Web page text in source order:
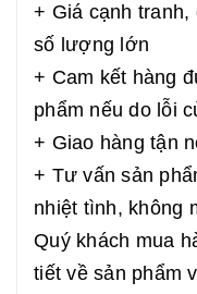
+ Giá cạnh
số lượng lớn
+ Cam kết hàng
phẩm nếu do lỗi
+ Giao hàng tận
+ Tư vấn sản
nhiệt tình, không
Quý khách mua
tiết về sản phẩm